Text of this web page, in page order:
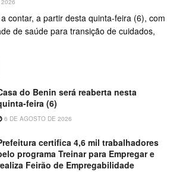
contar, a partir desta quinta-feira (6), com
de saúde para transição de cuidados,
do Benin será reaberta nesta
feira (6)
6 DE AGOSTO DE 2026
certifica 4,6 mil trabalhadores
programa Treinar para Empregar e
Feirão de Empregabilidade